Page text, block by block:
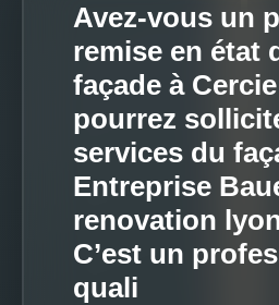
Avez-vous un
remise en état
façade à
pourrez
services du
Entreprise
renovation
C’est un
quali